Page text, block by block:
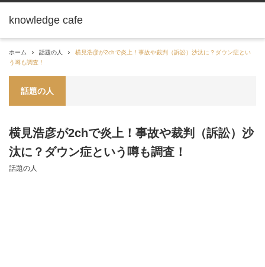
knowledge cafe
ホーム 話題の人
横見浩彦が2chで炎上！事故や裁判（訴訟）沙汰に？ダウン症とい
う噂も調査！
話題の人
横見浩彦が2chで炎上！事故や裁判（訴訟）沙
汰に？ダウン症という噂も調査！
話題の人